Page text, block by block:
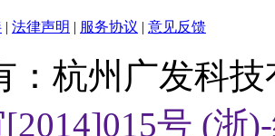
| 法律声明 | 服务协议 | 意见反馈
：杭州广发科
号 (浙